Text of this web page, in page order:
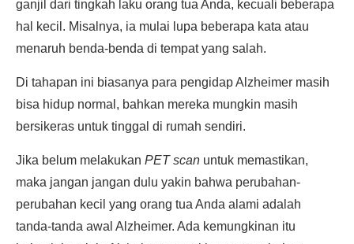
ganjil dari tingkah laku orang tua Anda, kecuali beberapa
hal kecil. Misalnya, ia mulai lupa beberapa kata atau
menaruh benda-benda di tempat yang salah.
Di tahapan ini biasanya para pengidap Alzheimer masih
bisa hidup normal, bahkan mereka mungkin masih
bersikeras untuk tinggal di rumah sendiri.
Jika belum melakukan PET scan untuk memastikan,
maka jangan jangan dulu yakin bahwa perubahan-
perubahan kecil yang orang tua Anda alami adalah
tanda-tanda awal Alzheimer. Ada kemungkinan itu